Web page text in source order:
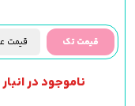
قیمت تک قیمت عمده
ناموجود در انبار